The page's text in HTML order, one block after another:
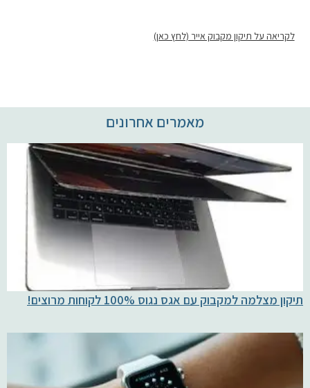
לקריאה על תיקון מקבוק אייר (לחץ כאן)
מאמרים אחרונים
תיקון מצלמה למקבוק עם אגס נגוס 100% לקוחות מרוצים!